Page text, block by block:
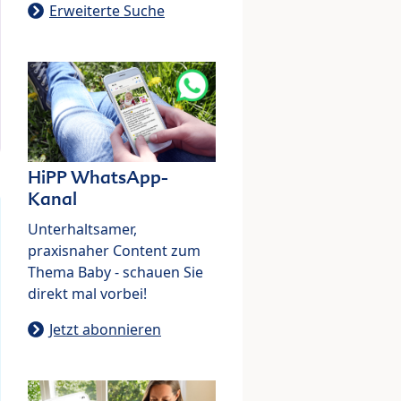
Erweiterte Suche
HiPP WhatsApp-
Kanal
Unterhaltsamer,
praxisnaher Content zum
Thema Baby - schauen Sie
direkt mal vorbei!
Jetzt abonnieren